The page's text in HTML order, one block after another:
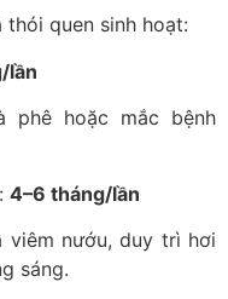
quen sinh hoạt:
lần
phê hoặc mắc bệnh
4–6 tháng/lần
viêm nướu, duy trì hơi
sáng.